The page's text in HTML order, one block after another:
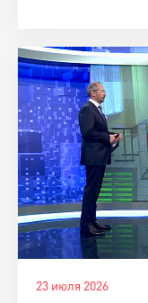
23 июля 2026